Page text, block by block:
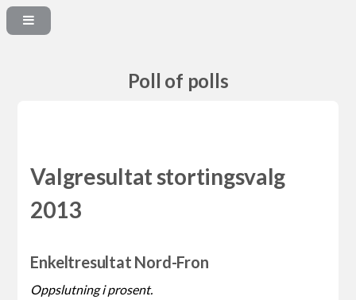
Poll of polls
Valgresultat stortingsvalg
2013
Enkeltresultat Nord-Fron
Oppslutning i prosent.